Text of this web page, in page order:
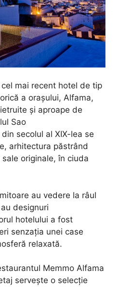
mai recent hotel de tip
a orașului, Alfama,
și aproape de
Sao
secolul al XIX-lea se
arhitectura păstrând
originale, în ciuda
au vedere la râul
designuri
hotelului a fost
senzația unei case
relaxată.
Memmo Alfama
servește o selecție